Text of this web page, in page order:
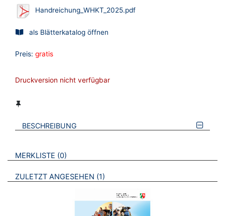
Handreichung_WHKT_2025.pdf
als Blätterkatalog öffnen
Preis: gratis
Druckversion nicht verfügbar
BESCHREIBUNG
VERWEISE AUF VERMERKTE- ODER ZULETZT ANGESEHENE
MERKLISTE 0 BROSCHÜREN
ZULETZT ANGESEHEN 1 BROSCHÜREN